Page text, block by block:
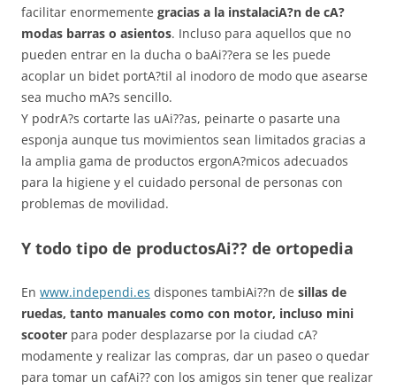
facilitar enormemente gracias a la instalaciA?n de cA?
modas barras o asientos. Incluso para aquellos que no
pueden entrar en la ducha o baAi??era se les puede
acoplar un bidet portA?til al inodoro de modo que asearse
sea mucho mA?s sencillo.
Y podrA?s cortarte las uAi??as, peinarte o pasarte una
esponja aunque tus movimientos sean limitados gracias a
la amplia gama de productos ergonA?micos adecuados
para la higiene y el cuidado personal de personas con
problemas de movilidad.
Y todo tipo de productosAi?? de ortopedia
En www.independi.es dispones tambiAi??n de sillas de
ruedas, tanto manuales como con motor, incluso mini
scooter para poder desplazarse por la ciudad cA?
modamente y realizar las compras, dar un paseo o quedar
para tomar un cafAi?? con los amigos sin tener que realizar